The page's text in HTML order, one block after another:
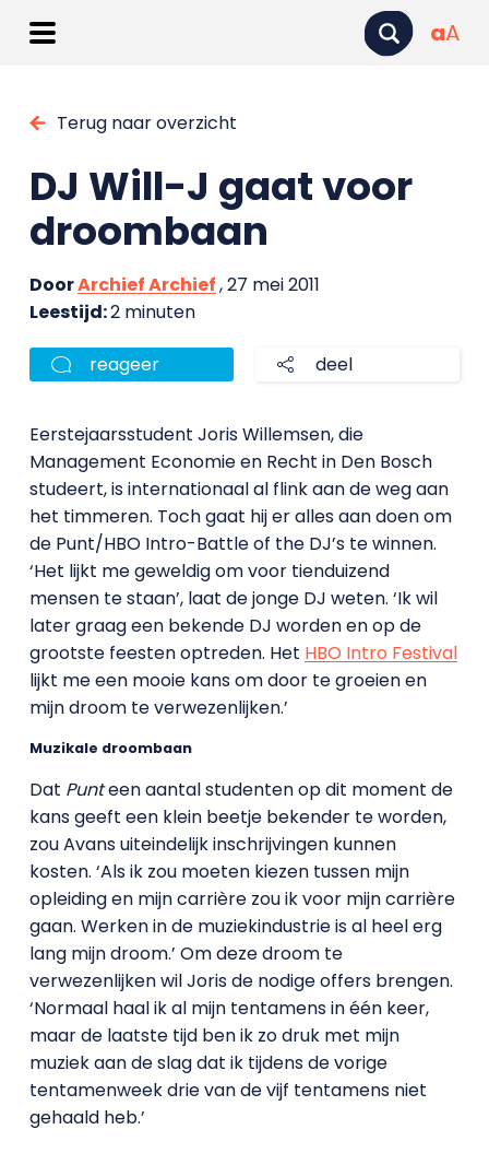
aA
Terug naar overzicht
DJ Will-J gaat voor
droombaan
DoorArchief Archief, 27 mei 2011
Leestijd:2 minuten
reageer deel
Eerstejaarsstudent Joris Willemsen, die
Management Economie en Recht in Den Bosch
studeert, is internationaal al flink aan de weg aan
het timmeren. Toch gaat hij er alles aan doen om
de Punt/HBO Intro-Battle of the DJ’s te winnen.
‘Het lijkt me geweldig om voor tienduizend
mensen te staan’, laat de jonge DJ weten. ‘Ik wil
later graag een bekende DJ worden en op de
grootste feesten optreden. Het HBO Intro Festival
lijkt me een mooie kans om door te groeien en
mijn droom te verwezenlijken.’
Muzikale droombaan
Dat Punteen aantal studenten op dit moment de
kans geeft een klein beetje bekender te worden,
zou Avans uiteindelijk inschrijvingen kunnen
kosten. ‘Als ik zou moeten kiezen tussen mijn
opleiding en mijn carrière zou ik voor mijn carrière
gaan. Werken in de muziekindustrie is al heel erg
lang mijn droom.’ Om deze droom te
verwezenlijken wil Joris de nodige offers brengen.
‘Normaal haal ik al mijn tentamens in één keer,
maar de laatste tijd ben ik zo druk met mijn
muziek aan de slag dat ik tijdens de vorige
tentamenweek drie van de vijf tentamens niet
gehaald heb.’